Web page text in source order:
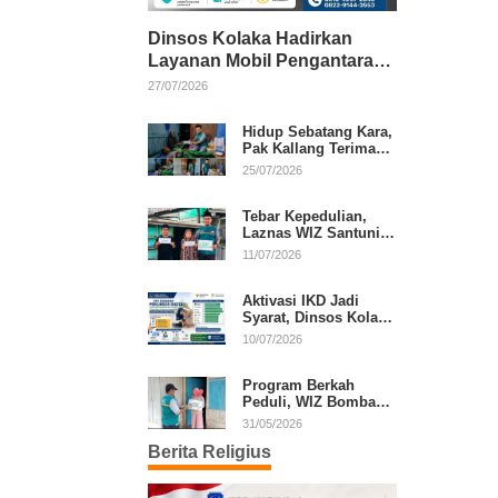
Dinsos Kolaka Hadirkan
Layanan Mobil Pengantaran
Gratis bagi Pasien Penerima
27/07/2026
Hidup Sebatang Kara,
Pak Kallang Terima
Bantuan dari Laznas
25/07/2026
Tebar Kepedulian,
Laznas WIZ Santuni
Anak Yatim dan
11/07/2026
Aktivasi IKD Jadi
Syarat, Dinsos Kolaka
Sosialisasikan
10/07/2026
Program Berkah
Peduli, WIZ Bombana
Bantu Lansia dan
31/05/2026
Berita Religius